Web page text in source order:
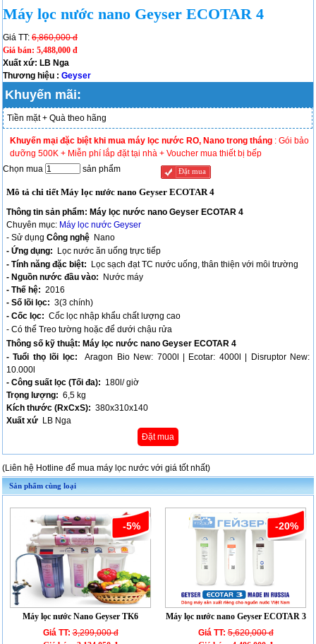
Máy lọc nước nano Geyser ECOTAR 4
Giá TT: 6,860,000 đ
Giá bán: 5,488,000 đ
Xuất xứ: LB Nga
Thương hiệu : Geyser
Khuyến mãi:
Tiền mặt + Quà theo hãng
Khuyến mại đặc biệt khi mua máy lọc nước RO, Nano trong tháng : Gói bảo
dưỡng 500K + Miễn phí lắp đặt tại nhà + Voucher mua thiết bị bếp
Chọn mua
sản phẩm Đặt mua
Mô tả chi tiết Máy lọc nước nano Geyser ECOTAR 4
Thông tin sản phẩm: Máy lọc nước nano Geyser ECOTAR 4
Chuyên mục: Máy lọc nước Geyser
- Sử dụng Công nghệ Nano
- Ứng dụng: Lọc nước ăn uống trực tiếp
- Tính năng đặc biệt: Lọc sạch đạt TC nước uống, thân thiện với môi trường
- Nguồn nước đầu vào: Nước máy
- Thế hệ: 2016
- Số lõi lọc: 3(3 chính)
- Cốc lọc: Cốc lọc nhập khẩu chất lượng cao
- Có thể Treo tường hoặc để dưới chậu rửa
Thông số kỹ thuật: Máy lọc nước nano Geyser ECOTAR 4
- Tuổi thọ lõi lọc:Aragon Bio New: 7000l | Ecotar: 4000l | Disruptor New:
10.000l
- Công suất lọc (Tối đa): 180l/ giờ
Trọng lượng: 6,5 kg
Kích thước (RxCxS): 380х310х140
Xuất xứ LB Nga
Đặt mua
(Liên hệ Hotline để mua máy lọc nước với giá tốt nhất)
Sản phẩm cùng loại
-5%
Máy lọc nước Nano Geyser TK6
Giá TT: 3,299,000 đ
-20%
Máy lọc nước nano Geyser ECOTAR 3
Giá TT: 5,620,000 đ